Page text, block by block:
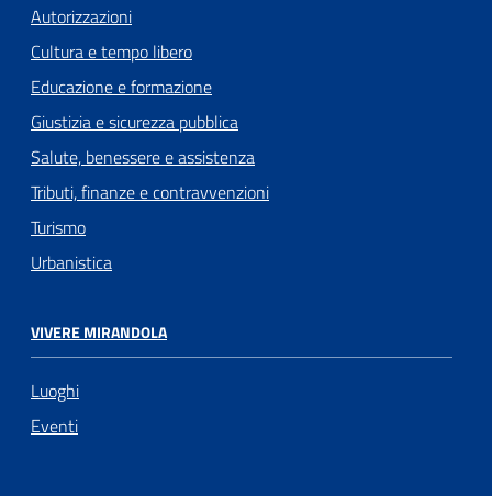
Autorizzazioni
Cultura e tempo libero
Educazione e formazione
Giustizia e sicurezza pubblica
Salute, benessere e assistenza
Tributi, finanze e contravvenzioni
Turismo
Urbanistica
VIVERE MIRANDOLA
Luoghi
Eventi